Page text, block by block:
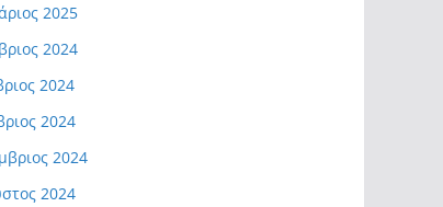
2025
2024
2024
2024
2024
2024